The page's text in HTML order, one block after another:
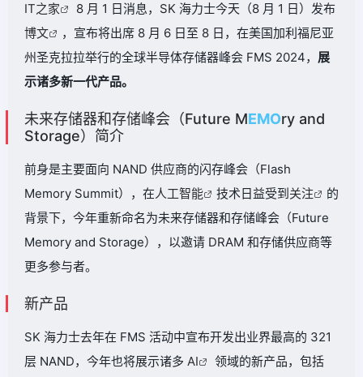
IT之家
8 月 1 日消息，SK 海力士今天（8 月 1 日）发布
博文
，宣布将出席 8 月 6 日至 8 日，在美国加利福尼亚
州圣克拉拉举行的全球半导体存储器峰会 FMS 2024， 展
示诸多新一代产品。
未来存储器和存储峰会（Future MEMOry and
Storage）简介
前身是主要面向 NAND 供应商的闪存峰会（Flash
Memory Summit），在人工智能 技术日益受到关注
的
背景下，今年重新命名为未来存储器和存储峰会（Future
Memory and Storage），以邀请 DRAM 和存储供应商等
更多参与者。
新产品
SK 海力士去年在 FMS 活动中宣布开发出业界最高的 321
层 NAND，今年也将展示诸多 AI
领域的新产品，包括